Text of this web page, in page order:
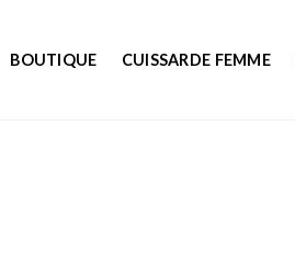
BOUTIQUE CUISSARDE FEMME